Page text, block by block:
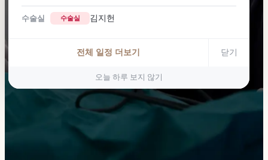
수술실 수술실 김지헌
전체 일정 더보기 닫기
오늘 하루 보지 않기
피부의 긴장도까지 고려한
1:1 맞춤형 흉터치료 솔루션